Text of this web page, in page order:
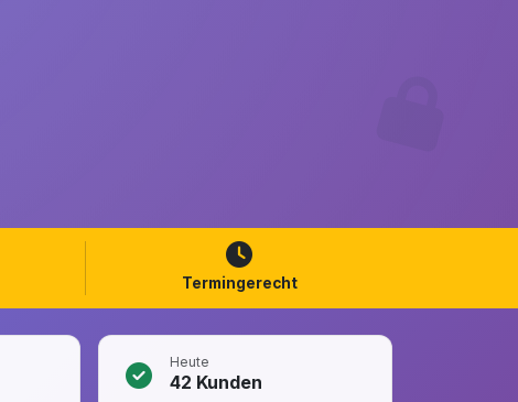
Termingerecht
Heute
42 Kunden